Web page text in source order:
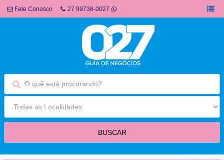
Fale Conosco 27 99738-0027